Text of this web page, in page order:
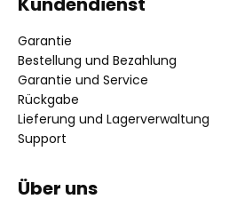
Garantie
Bestellung und Bezahlung
Garantie und Service
Rückgabe
Lieferung und Lagerverwaltung
Support
Über uns